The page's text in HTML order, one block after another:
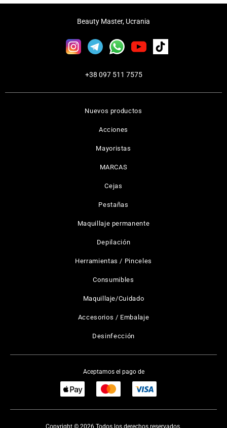
Nuevos productos
Acciones
Mayoristas
MARCAS
Cejas
Pestañas
Maquillaje permanente
Depilación
Herramientas / Pinceles
Consumibles
Maquillaje/Cuidado
Accesorios / Embalaje
Desinfección
Beauty Master, Ucrania
+38 097 511 7575
Aceptamos el pago de
Copyright © 2026 Todos los derechos reservados.